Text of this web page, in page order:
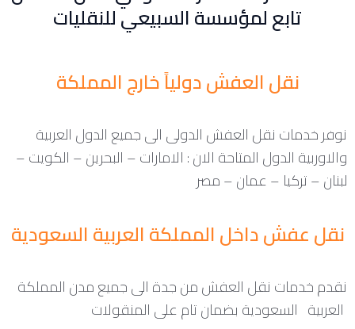
تابع لمؤسسة السبيعي للنقليات
نقل العفش دولياً خارج المملكة
نوفر خدمات نقل العفش الدولى الى جميع الدول العربية
والاوربية الدول المتاحة الان : الامارات – البحرين – الكويت –
لبنان – تركيا – عمان – مصر
نقل عفش داخل المملكة العربية السعودية
نقدم خدمات نقل العفش من جدة الى جميع مدن المملكة